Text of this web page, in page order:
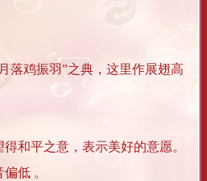
落鸡振羽”之典，这里作展翅高
和平之意，表示美好的意愿。
低 。